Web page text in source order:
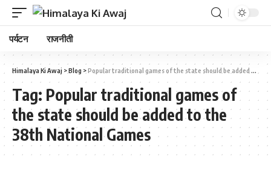
पर्यटन राजनीती
Himalaya Ki Awaj >Blog >Popular traditional games of the state should be added to the 38th National Games
Tag: Popular traditional games of
the state should be added to the
38th National Games